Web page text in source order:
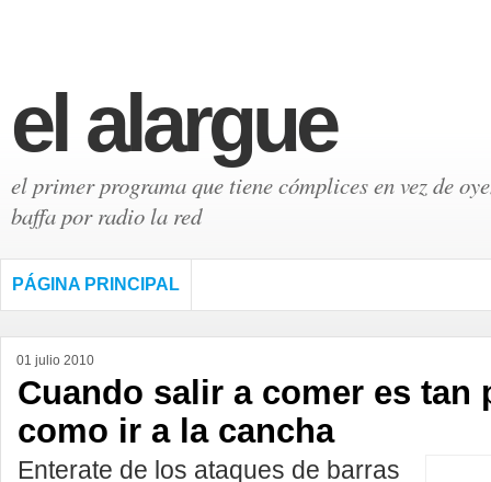
el alargue
el primer programa que tiene cómplices en vez de
baffa por radio la red
PÁGINA PRINCIPAL
01 julio 2010
Cuando salir a comer es tan
como ir a la cancha
Enterate de los ataques de barras